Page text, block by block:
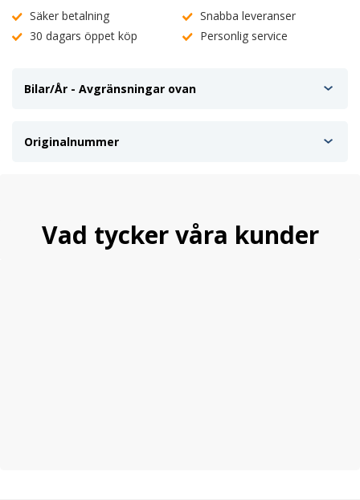
Säker betalning
Snabba leveranser
30 dagars öppet köp
Personlig service
Bilar/År - Avgränsningar ovan
Originalnummer
Vad tycker våra kunder